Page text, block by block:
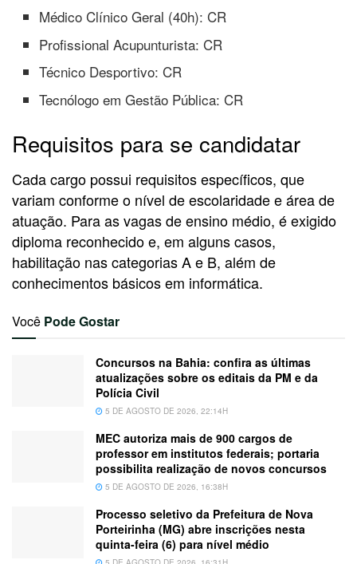
Médico Clínico Geral (40h): CR
Profissional Acupunturista: CR
Técnico Desportivo: CR
Tecnólogo em Gestão Pública: CR
Requisitos para se candidatar
Cada cargo possui requisitos específicos, que
variam conforme o nível de escolaridade e área de
atuação. Para as vagas de ensino médio, é exigido
diploma reconhecido e, em alguns casos,
habilitação nas categorias A e B, além de
conhecimentos básicos em informática.
Você Pode Gostar
Concursos na Bahia: confira as últimas
atualizações sobre os editais da PM e da
Polícia Civil
5 DE AGOSTO DE 2026, 22:14H
MEC autoriza mais de 900 cargos de
professor em institutos federais; portaria
possibilita realização de novos concursos
5 DE AGOSTO DE 2026, 16:38H
Processo seletivo da Prefeitura de Nova
Porteirinha (MG) abre inscrições nesta
quinta-feira (6) para nível médio